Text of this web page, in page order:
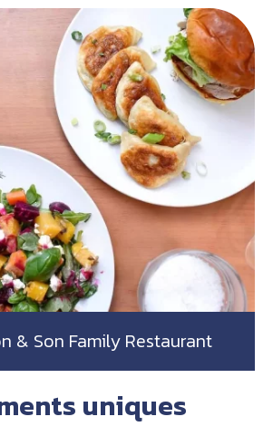
& Son Family Restaurant
uniques